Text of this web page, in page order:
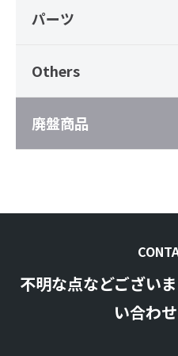
パーツ
Others
廃盤商品
不明な点などござい
い合わ